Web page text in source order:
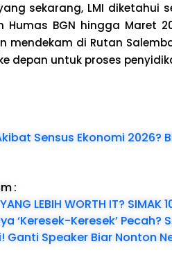
sekarang, LMI diketahui
Humas BGN hingga Maret
di Rutan
depan untuk proses
Sensus Ekonomi 2026?
:
LEBIH WORTH IT? SIMAK
‘Keresek-Keresek’ Pecah?
Ganti Speaker Biar Nonton